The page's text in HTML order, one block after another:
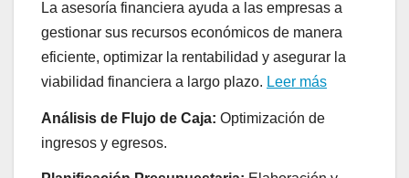
La asesoría financiera ayuda a las empresas a
gestionar sus recursos económicos de manera
eficiente, optimizar la rentabilidad y asegurar la
viabilidad financiera a largo plazo. Leer más
Análisis de Flujo de Caja: Optimización de
ingresos y egresos.